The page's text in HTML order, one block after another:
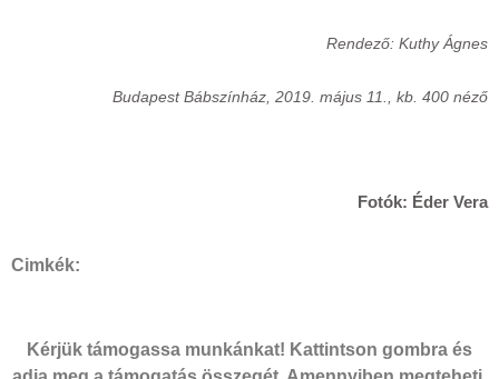
Rendező: Kuthy Ágnes
Budapest Bábszínház, 2019. május 11., kb. 400 néző
Fotók: Éder Vera
Cimkék:
Kérjük támogassa munkánkat! Kattintson gombra és